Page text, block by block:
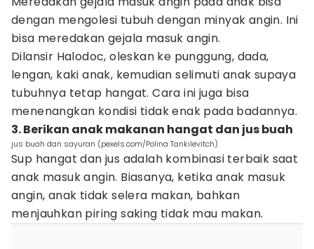
dengan mengolesi tubuh dengan minyak angin. Ini
bisa meredakan gejala masuk angin.
Dilansir Halodoc, oleskan ke punggung, dada,
lengan, kaki anak, kemudian selimuti anak supaya
tubuhnya tetap hangat. Cara ini juga bisa
menenangkan kondisi tidak enak pada badannya.
3. Berikan anak makanan hangat dan jus buah
jus buah dan sayuran (pexels.com/Polina Tankilevitch)
Sup hangat dan jus adalah kombinasi terbaik saat
anak masuk angin. Biasanya, ketika anak masuk
angin, anak tidak selera makan, bahkan
menjauhkan piring saking tidak mau makan.